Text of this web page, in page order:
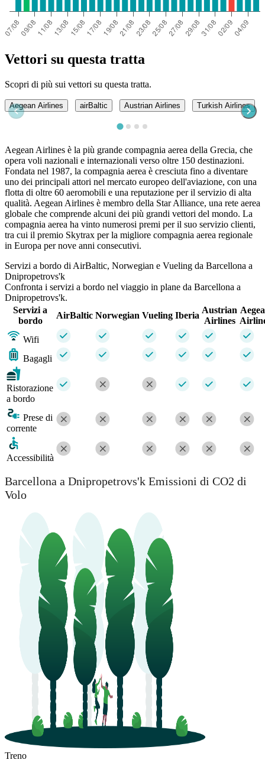
Vettori su questa tratta
Scopri di più sui vettori su questa tratta.
Aegean Airlines airBaltic Austrian Airlines Turkish Airlines
Aegean Airlines è la più grande compagnia aerea della Grecia, che
opera voli nazionali e internazionali verso oltre 150 destinazioni.
Fondata nel 1987, la compagnia aerea è cresciuta fino a diventare
uno dei principali attori nel mercato europeo dell'aviazione, con una
flotta di oltre 60 aeromobili e una reputazione per il servizio di alta
qualità. Aegean Airlines è membro della Star Alliance, una rete aerea
globale che comprende alcuni dei più grandi vettori del mondo. La
compagnia aerea ha vinto numerosi premi per il suo servizio clienti,
tra cui il premio Skytrax per la migliore compagnia aerea regionale
in Europa per nove anni consecutivi.
Servizi a bordo di AirBaltic, Norwegian e Vueling da Barcellona a
Dnipropetrovs'k
Confronta i servizi a bordo nel viaggio in plane da Barcellona a
Dnipropetrovs'k.
Servizi a
bordo
AirBaltic Norwegian Vueling Iberia
Austrian
Airlines
Wifi
Bagagli
Ristorazione
a bordo
Prese di
corrente
Accessibilità
Barcellona a Dnipropetrovs'k Emissioni di CO2 di
Volo
Treno